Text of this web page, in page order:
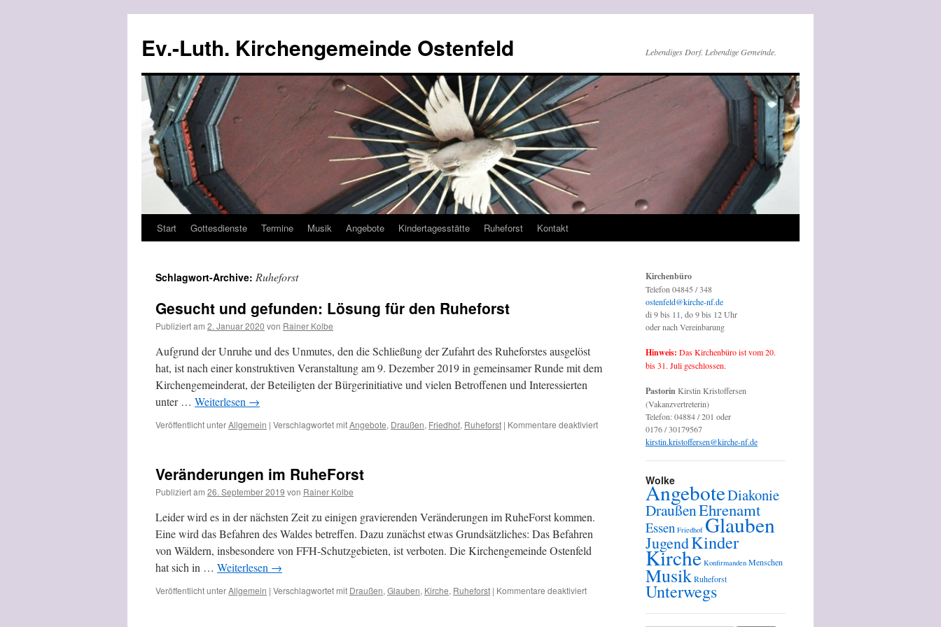
Ev.-Luth. Kirchengemeinde Ostenfeld Lebendiges Dorf. Lebendige Gemeinde.
Zum
springen
Start Gottesdienste Termine Musik Angebote Kindertagesstätte Ruheforst Kontakt
Schlagwort-Archive: Ruheforst
Gesucht und gefunden: Lösung für den Ruheforst
Publiziert am 2. Januar 2020 von Rainer Kolbe
Aufgrund der Unruhe und des Unmutes, den die Schließung der Zufahrt des Ruheforstes ausgelöst
hat, ist nach einer konstruktiven Veranstaltung am 9. Dezember 2019 in gemeinsamer Runde mit dem
Kirchengemeinderat, der Beteiligten der Bürgerinitiative und vielen Betroffenen und Interessierten
unter … Weiterlesen →
Veröffentlicht unterAllgemein | Verschlagwortet mitAngebote, Draußen, Friedhof, Ruheforst | Kommentare deaktiviertfür
Veränderungen im RuheForst
Publiziert am 26. September 2019 von Rainer Kolbe
Leider wird es in der nächsten Zeit zu einigen gravierenden Veränderungen im RuheForst kommen.
Eine wird das Befahren des Waldes betreffen. Dazu zunächst etwas Grundsätzliches: Das Befahren
von Wäldern, insbesondere von FFH-Schutzgebieten, ist verboten. Die Kirchengemeinde Ostenfeld
hat sich in … Weiterlesen →
Veröffentlicht unterAllgemein | Verschlagwortet mit Draußen, Glauben, Kirche, Ruheforst | Kommentare deaktiviertfür
Kirchenbüro
Telefon 04845 / 348
ostenfeld@kirche-nf.de
di 9 bis 11, do 9 bis 12 Uhr
oder nach Vereinbarung
Hinweis: Das Kirchenbüro ist vom 20.
bis 31. Juli geschlossen.
PastorinKirstin Kristoffersen
(Vakanzvertreterin)
Telefon: 04884 / 201 oder
0176 / 30179567
kirstin.kristoffersen@kirche-nf.de
Wolke
AngeboteDiakonie
DraußenEhrenamt
Essen Friedhof Glauben
JugendKinder
Kirche Konfirmanden Menschen
MusikRuheforst
Unterwegs